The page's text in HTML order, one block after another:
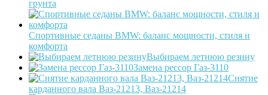
грунта
Спортивные седаны BMW: баланс мощности, стиля и
комфорта
Выбираем летнюю резину
Замена рессор Газ-3110
Снятие
карданного вала Ваз-21213, Ваз-21214